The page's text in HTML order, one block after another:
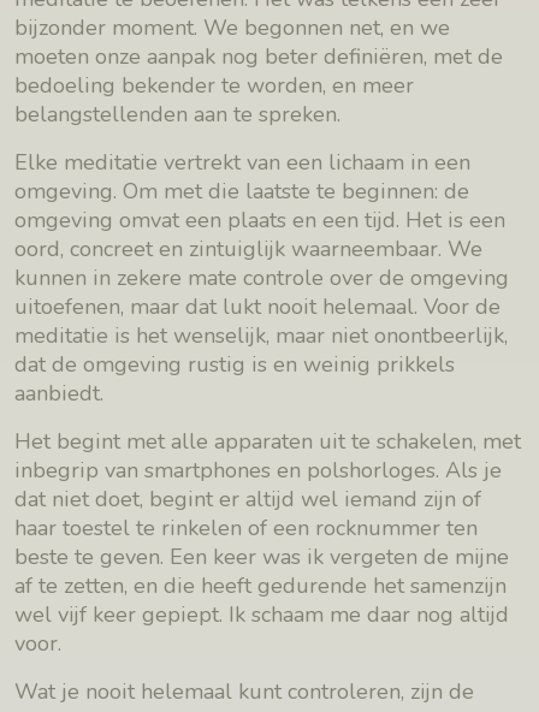
bijzonder moment. We begonnen net, en we
moeten onze aanpak nog beter definiëren, met de
bedoeling bekender te worden, en meer
belangstellenden aan te spreken.
Elke meditatie vertrekt van een lichaam in een
omgeving. Om met die laatste te beginnen: de
omgeving omvat een plaats en een tijd. Het is een
oord, concreet en zintuiglijk waarneembaar. We
kunnen in zekere mate controle over de omgeving
uitoefenen, maar dat lukt nooit helemaal. Voor de
meditatie is het wenselijk, maar niet onontbeerlijk,
dat de omgeving rustig is en weinig prikkels
aanbiedt.
Het begint met alle apparaten uit te schakelen, met
inbegrip van smartphones en polshorloges. Als je
dat niet doet, begint er altijd wel iemand zijn of
haar toestel te rinkelen of een rocknummer ten
beste te geven. Een keer was ik vergeten de mijne
af te zetten, en die heeft gedurende het samenzijn
wel vijf keer gepiept. Ik schaam me daar nog altijd
voor.
Wat je nooit helemaal kunt controleren, zijn de